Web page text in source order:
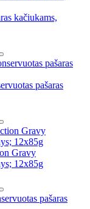
kačiukams,
pašaras
Gravy
12x85g